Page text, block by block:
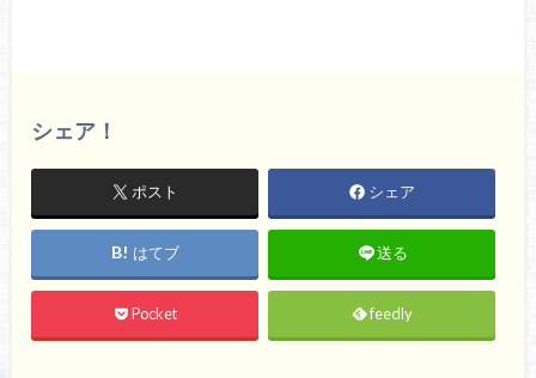
シェア！
ポスト シェア
はてブ 送る
Pocket feedly